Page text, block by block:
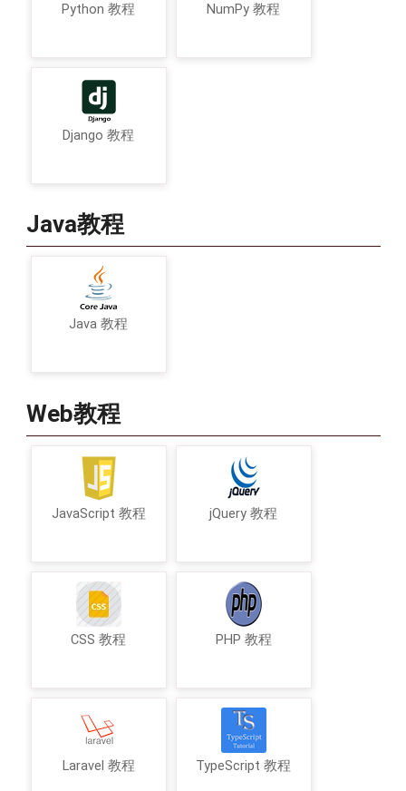
Python 教程 NumPy 教程
Django 教程
Java教程
Java 教程
Web教程
JavaScript 教程 jQuery 教程
CSS 教程 PHP 教程
Laravel 教程 TypeScript 教程